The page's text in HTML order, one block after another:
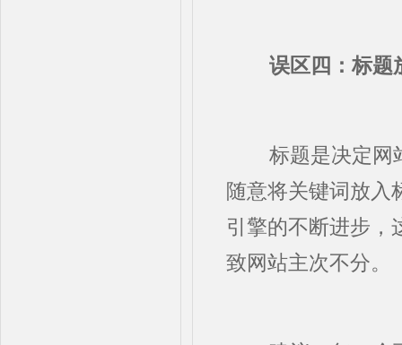
误区四：标题
标题是决定网
随意将关键词放入
引擎的不断进步，
致网站主次不分。